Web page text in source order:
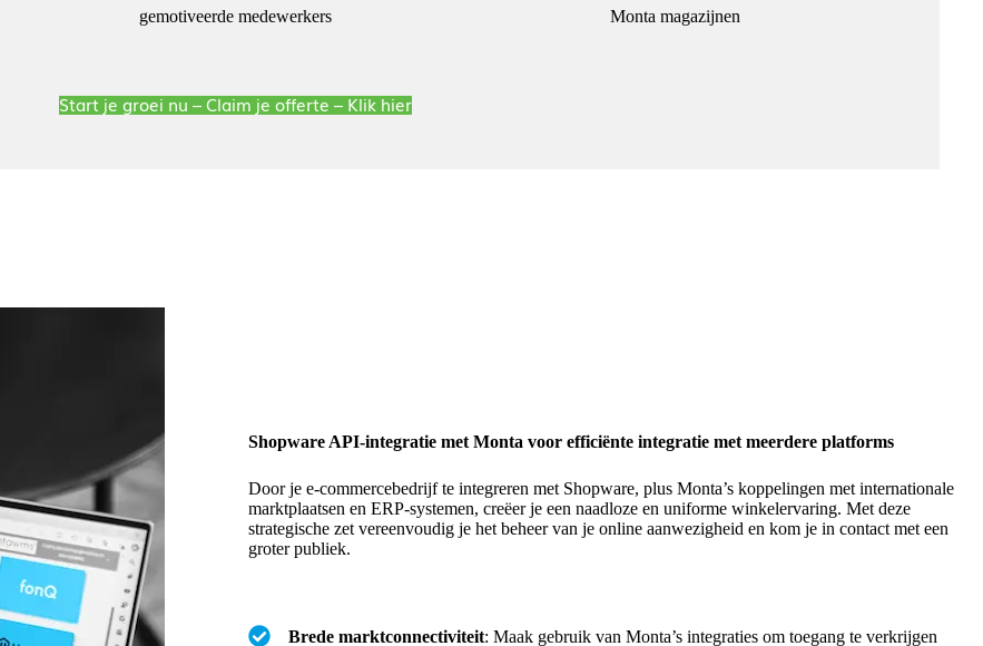
gemotiveerde medewerkers Monta magazijnen
Start je groei nu – Claim je offerte – Klik hier
Shopware API-integratie met Monta voor efficiënte integratie met meerdere platforms
Door je e-commercebedrijf te integreren met Shopware, plus Monta’s koppelingen met internationale
marktplaatsen en ERP-systemen, creëer je een naadloze en uniforme winkelervaring. Met deze
strategische zet vereenvoudig je het beheer van je online aanwezigheid en kom je in contact met een
groter publiek.
Brede marktconnectiviteit: Maak gebruik van Monta’s integraties om toegang te verkrijgen